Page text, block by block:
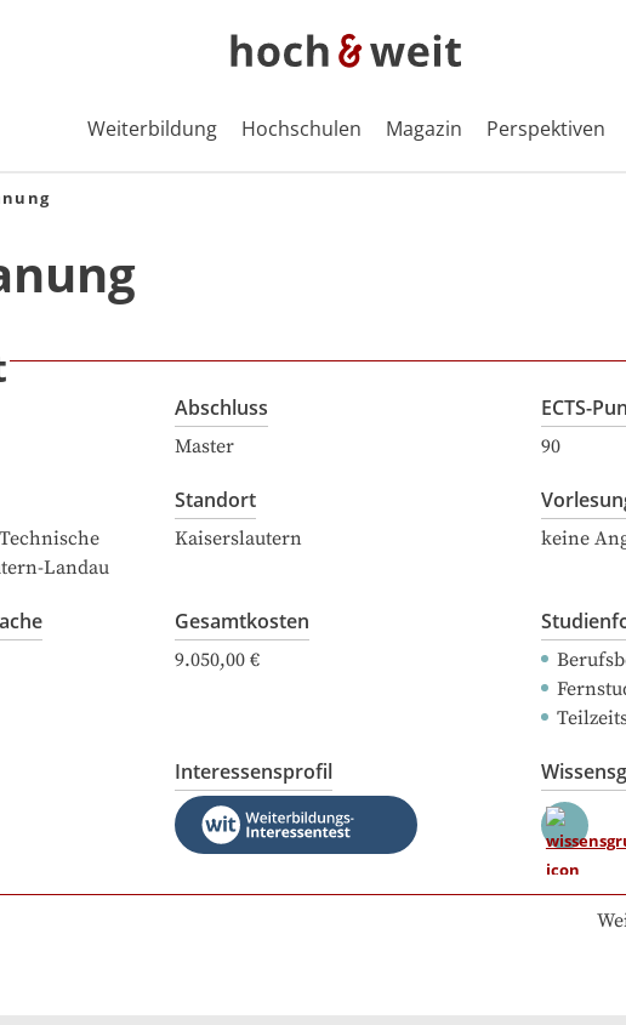
Weiterbildung Hochschulen Magazin Perspektiven
Abschluss
Master
ECTS-
90
Landau
Standort
Kaiserslautern keine
Gesamtkosten
9.050,00 €
Interessensprofil